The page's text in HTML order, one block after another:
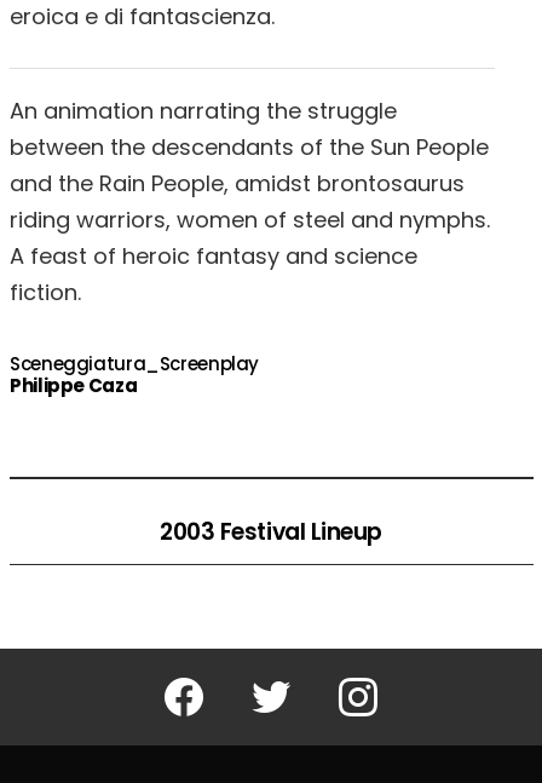
eroica e di fantascienza.
An animation narrating the struggle
between the descendants of the Sun People
and the Rain People, amidst brontosaurus
riding warriors, women of steel and nymphs.
A feast of heroic fantasy and science
fiction.
Sceneggiatura_Screenplay
Philippe Caza
2003 Festival Lineup
Facebook Twitter Instagram